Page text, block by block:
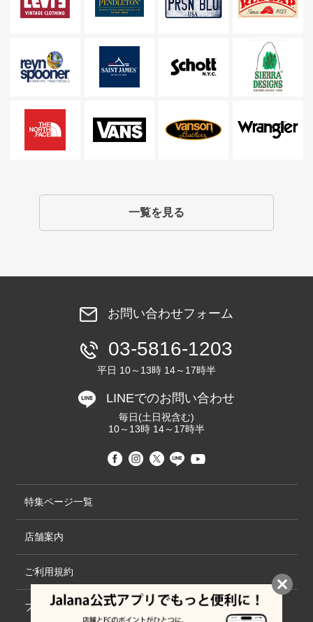
一覧を見る
お問い合わせフォーム
03-5816-1203
平日 10～13時 14～17時半
LINEでのお問い合わせ
毎日(土日祝含む)
10～13時 14～17時半
特集ページ一覧
店舗案内
ご利用規約
プライバシーポリシー